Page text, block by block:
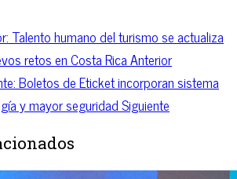
Talento humano del turismo se actualiza
retos en Costa RicaAnterior
Boletos de Eticket incorporan sistema
y mayor seguridadSiguiente